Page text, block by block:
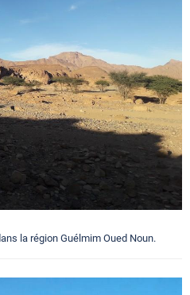
la région Guélmim Oued Noun.